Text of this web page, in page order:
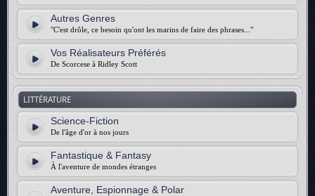
Autres Genres
"C'est drôle, ce besoin qu'ont les marins de faire des phrases..."
Vos Réalisateurs Préférés
De Scorcese à Ridley Scott
LITTÉRATURE
Science-Fiction
De l'âge d'or à nos jours
Fantastique & Fantasy
À l'aventure de mondes étranges
Aventure, Espionnage & Polar